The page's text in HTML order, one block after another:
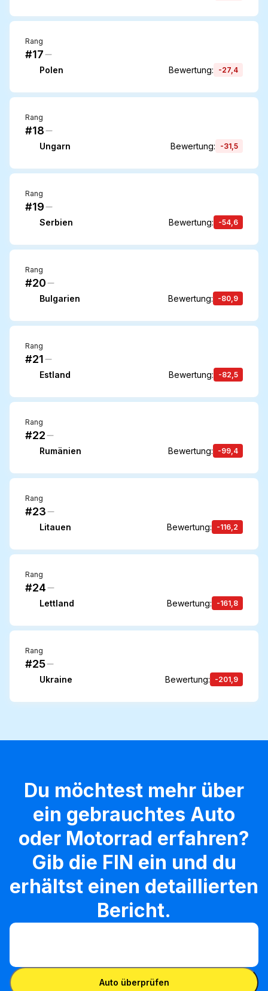
Rang
#17
Polen Bewertung: -27,4
Rang
#18
Ungarn Bewertung: -31,5
Rang
#19
Serbien Bewertung: -54,6
Rang
#20
Bulgarien Bewertung: -80,9
Rang
#21
Estland Bewertung: -82,5
Rang
#22
Rumänien Bewertung: -99,4
Rang
#23
Litauen Bewertung: -116,2
Rang
#24
Lettland Bewertung: -161,8
Rang
#25
Ukraine Bewertung: -201,9
Du möchtest mehr über
ein gebrauchtes Auto
oder Motorrad erfahren?
Gib die FIN ein und du
erhältst einen detaillierten
Bericht.
FIN eingeben
FIN eingeben
Auto überprüfen